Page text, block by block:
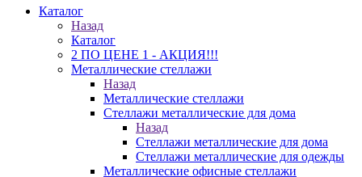
Каталог
Назад
Каталог
2 ПО ЦЕНЕ 1 - АКЦИЯ!!!
Металлические стеллажи
Назад
Металлические стеллажи
Стеллажи металлические для дома
Назад
Стеллажи металлические для дома
Стеллажи металлические для одежды
Металлические офисные стеллажи